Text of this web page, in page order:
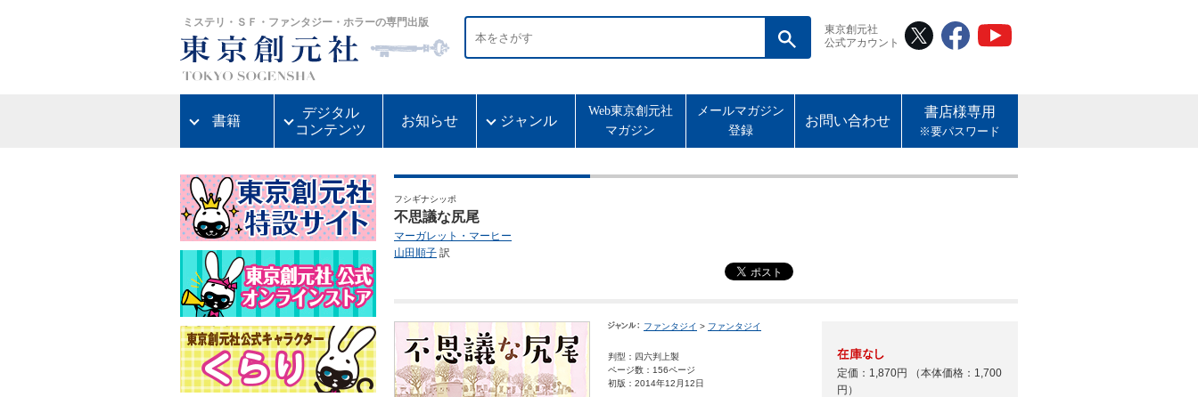
ミステリ・ＳＦ・ファンタジー・ホラーの専門出版
東京創元社
公式アカウント
書籍
デジタル
コンテンツ
お知らせ ジャンル
Web東京創元社
マガジン
メールマガジン
登録
お問い合わせ
書店様専用
※要パスワード
フシギナシッポ
不思議な尻尾
マーガレット・マーヒー
山田順子 訳
定価：1,870円
（本体価格：1,700
円）
ファンタジイ > ファンタジイ
判型：四六判上製
ページ数：156ページ
初版：2014年12月12日